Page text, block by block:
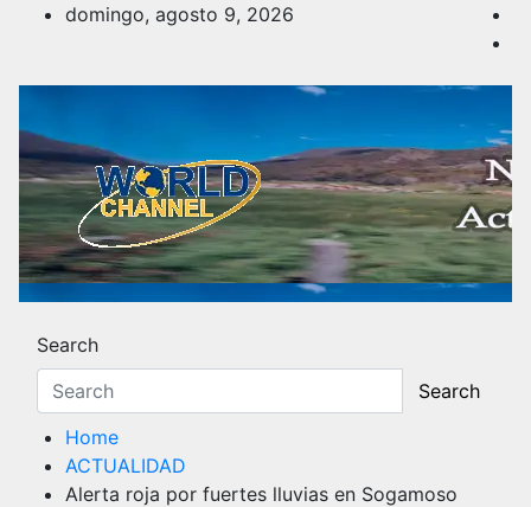
domingo, agosto 9, 2026
Noticias y Actualidad
Search
Search
Home
ACTUALIDAD
Alerta roja por fuertes lluvias en Sogamoso